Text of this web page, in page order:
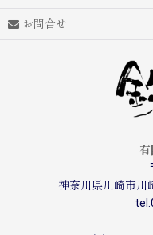
お問合せ
神奈川県川崎市川